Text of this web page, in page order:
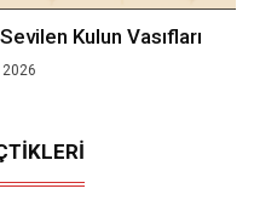
Kulun Vasıfları